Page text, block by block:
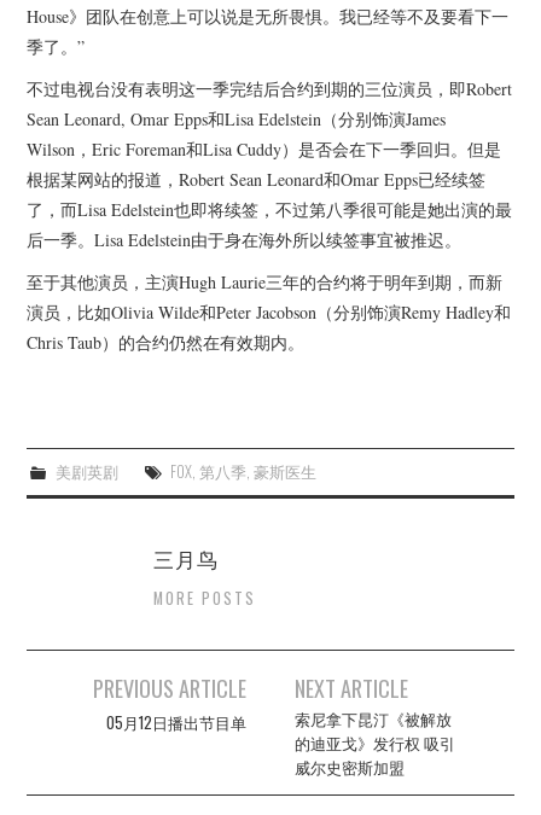
杂七杂八
美剧英剧
电影档期
推荐电影
House》团队在创意上可以说是无所畏惧。我已经等不及要看下一
季了。”
不过电视台没有表明这一季完结后合约到期的三位演员，即Robert
Sean Leonard, Omar Epps和Lisa Edelstein（分别饰演James
Wilson，Eric Foreman和Lisa Cuddy）是否会在下一季回归。但是
根据某网站的报道，Robert Sean Leonard和Omar Epps已经续签
了，而Lisa Edelstein也即将续签，不过第八季很可能是她出演的最
后一季。Lisa Edelstein由于身在海外所以续签事宜被推迟。
至于其他演员，主演Hugh Laurie三年的合约将于明年到期，而新
演员，比如Olivia Wilde和Peter Jacobson（分别饰演Remy Hadley和
Chris Taub）的合约仍然在有效期内。
美剧英剧 FOX, 第八季, 豪斯医生
三月鸟
MORE POSTS
navigation
PREVIOUS ARTICLE
05月12日播出节目单
NEXT ARTICLE
索尼拿下昆汀《被解放
的迪亚戈》发行权 吸引
威尔史密斯加盟